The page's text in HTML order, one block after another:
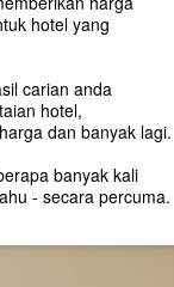
hotel yang
carian anda
hotel,
dan banyak lagi.
banyak kali
- secara percuma.